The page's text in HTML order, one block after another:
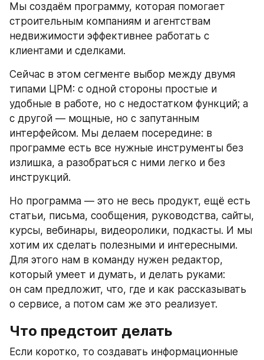
Мы создаём программу, которая помогает
строительным компаниям и агентствам
недвижимости эффективнее работать с
клиентами и сделками.
Сейчас в этом сегменте выбор между двумя
типами ЦРМ: с одной стороны простые и
удобные в работе, но с недостатком функций; а
с другой — мощные, но с запутанным
интерфейсом. Мы делаем посередине: в
программе есть все нужные инструменты без
излишка, а разобраться с ними легко и без
инструкций.
Но программа — это не весь продукт, ещё есть
статьи, письма, сообщения, руководства, сайты,
курсы, вебинары, видеоролики, подкасты. И мы
хотим их сделать полезными и интересными.
Для этого нам в команду нужен редактор,
который умеет и думать, и делать руками:
он сам предложит, что, где и как рассказывать
о сервисе, а потом сам же это реализует.
Что предстоит делать
Если коротко, то создавать информационные